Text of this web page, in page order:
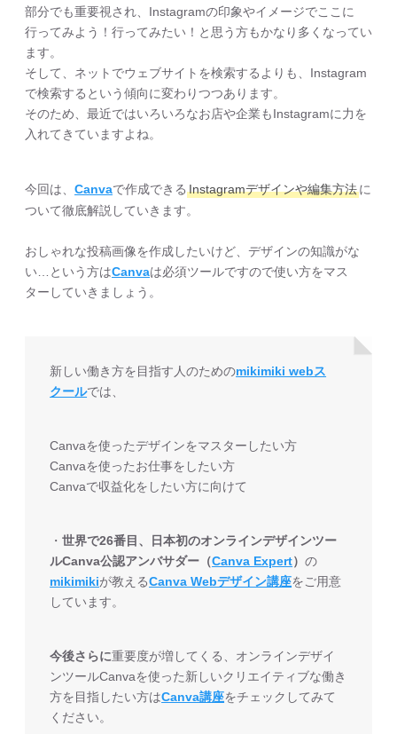
部分でも重要視され、Instagramの印象やイメージでここに
行ってみよう！行ってみたい！と思う方もかなり多くなってい
ます。
そして、ネットでウェブサイトを検索するよりも、Instagram
で検索するという傾向に変わりつつあります。
そのため、最近ではいろいろなお店や企業もInstagramに力を
入れてきていますよね。
今回は、 Canvaで作成できる Instagramデザインや編集方法に
ついて徹底解説していきます。
おしゃれな投稿画像を作成したいけど、デザインの知識がな
い…という方はCanvaは必須ツールですので使い方をマス
ターしていきましょう。
新しい働き方を目指す人のためのmikimiki webス
クールでは、
Canvaを使ったデザインをマスターしたい方
Canvaを使ったお仕事をしたい方
Canvaで収益化をしたい方に向けて
・世界で26番目、日本初のオンラインデザインツー
ルCanva公認アンバサダー（Canva Expert）の
mikimikiが教えるCanva Webデザイン講座をご用意
しています。
今後さらに重要度が増してくる、オンラインデザイ
ンツールCanvaを使った新しいクリエイティブな働き
方を目指したい方はCanva講座をチェックしてみて
ください。